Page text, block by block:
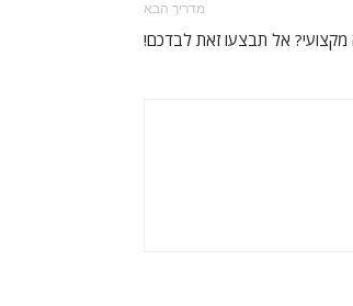
מדריך הבא
מקצועי? אל תבצעו זאת לבדכם!